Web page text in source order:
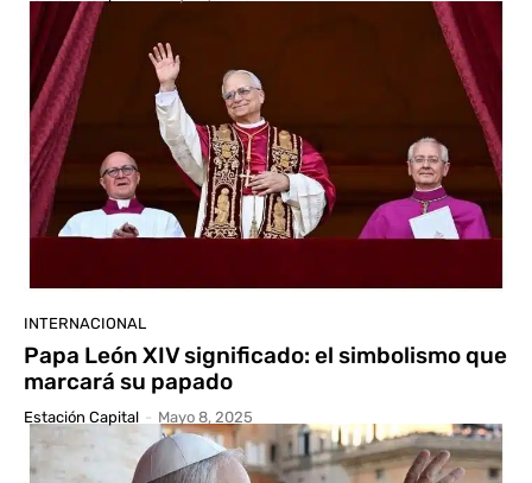
INTERNACIONAL
Papa León XIV significado: el simbolismo que
marcará su papado
Estación Capital - Mayo 8, 2025